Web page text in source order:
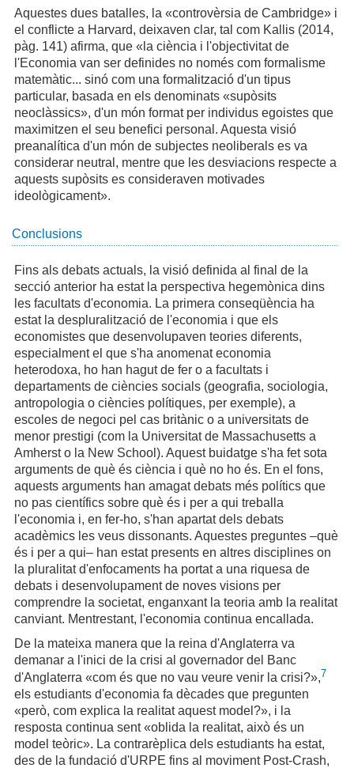
Aquestes dues batalles, la «controvèrsia de Cambridge» i
el conflicte a Harvard, deixaven clar, tal com Kallis (2014,
pàg. 141) afirma, que «la ciència i l'objectivitat de
l'Economia van ser definides no només com formalisme
matemàtic... sinó com una formalització d'un tipus
particular, basada en els denominats «supòsits
neoclàssics», d'un món format per individus egoistes que
maximitzen el seu benefici personal. Aquesta visió
preanalítica d'un món de subjectes neoliberals es va
considerar neutral, mentre que les desviacions respecte a
aquests supòsits es consideraven motivades
ideològicament».
Conclusions
Fins als debats actuals, la visió definida al final de la
secció anterior ha estat la perspectiva hegemònica dins
les facultats d'economia. La primera conseqüència ha
estat la despluralització de l'economia i que els
economistes que desenvolupaven teories diferents,
especialment el que s'ha anomenat economia
heterodoxa, ho han hagut de fer o a facultats i
departaments de ciències socials (geografia, sociologia,
antropologia o ciències polítiques, per exemple), a
escoles de negoci pel cas britànic o a universitats de
menor prestigi (com la Universitat de Massachusetts a
Amherst o la New School). Aquest buidatge s'ha fet sota
arguments de què és ciència i què no ho és. En el fons,
aquests arguments han amagat debats més polítics que
no pas científics sobre què és i per a qui treballa
l'economia i, en fer-ho, s'han apartat dels debats
acadèmics les veus dissonants. Aquestes preguntes –què
és i per a qui– han estat presents en altres disciplines on
la pluralitat d'enfocaments ha portat a una riquesa de
debats i desenvolupament de noves visions per
comprendre la societat, enganxant la teoria amb la realitat
canviant. Mentrestant, l'economia continua encallada.
De la mateixa manera que la reina d'Anglaterra va
demanar a l'inici de la crisi al governador del Banc
d'Anglaterra «com és que no vau veure venir la crisi?»,7
els estudiants d'economia fa dècades que pregunten
«però, com explica la realitat aquest model?», i la
resposta continua sent «oblida la realitat, això és un
model teòric». La contrarèplica dels estudiants ha estat,
des de la fundació d'URPE fins al moviment Post-Crash,